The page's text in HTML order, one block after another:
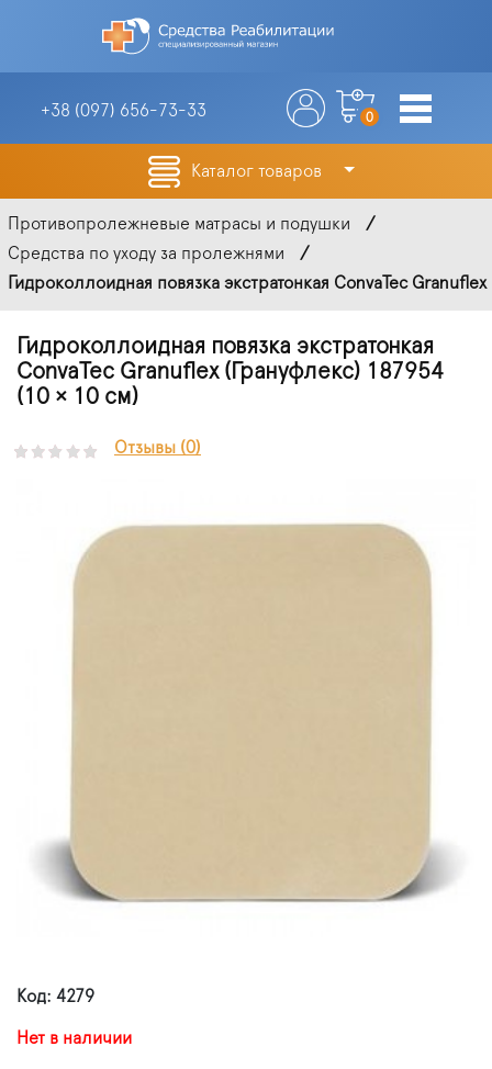
+38 (097) 656-73-33 0
Каталог товаров
Противопролежневые матрасы и подушки
Средства по уходу за пролежнями
Гидроколлоидная повязка экстратонкая ConvaTec
Гидроколлоидная повязка экстратонкая
ConvaTec Granuflex (Грануфлекс) 187954
(10 × 10 см)
Отзывы (0)
Код: 4279
Нет в наличии